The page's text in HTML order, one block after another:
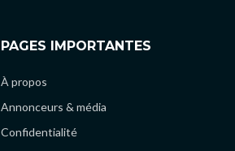
PAGES IMPORTANTES
À propos
Annonceurs & média
Confidentialité